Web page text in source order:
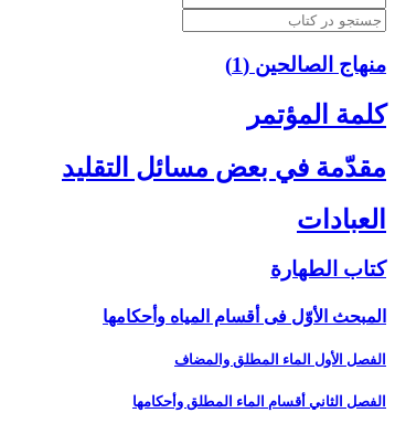
منهاج الصالحین (1)
كلمة المؤتمر
مقدّمة في بعض مسائل التقليد
العبادات‏
كتاب الطهارة
المبحث الأوّل فى أقسام المياه وأحكامها
الفصل الأول الماء المطلق والمضاف‏
الفصل الثاني أقسام الماء المطلق وأحكامها